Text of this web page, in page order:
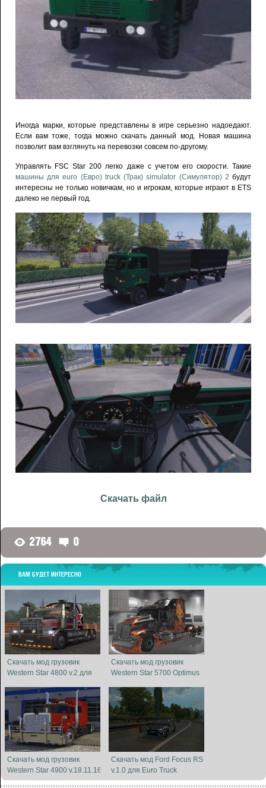
Иногда марки, которые представлены в игре серьезно надоедают.
Если вам тоже, тогда можно скачать данный мод. Новая машина
позволит вам взглянуть на перевозки совсем по-другому.
Управлять FSC Star 200 легко даже с учетом его скорости. Такие
машины для euro (Евро) truck (Трак) simulator (Симулятор) 2 будут
интересны не только новичкам, но и игрокам, которые играют в ETS
далеко не первый год.
Скачать файл
G 2764 D 0
ВАМ БУДЕТ ИНТЕРЕСНО
Скачать мод грузовик
Western Star 4800 v.2 для
Скачать мод грузовик
Western Star 5700 Optimus
...
Скачать мод грузовик
Western Star 4900 v.18.11.16
для Euro Truck Simulator ...
Скачать мод Ford Focus RS
v.1.0 для Euro Truck
Simulator 2 v. 1.25-1.26